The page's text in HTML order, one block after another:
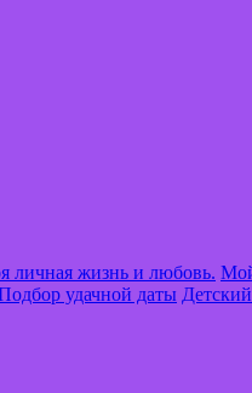
личная жизнь и любовь.
удачной даты